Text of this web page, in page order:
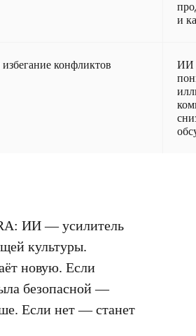
и
конфликтов
ИИ
ИИ — усилитель
культуры.
новую. Если
безопасной —
Если нет — станет